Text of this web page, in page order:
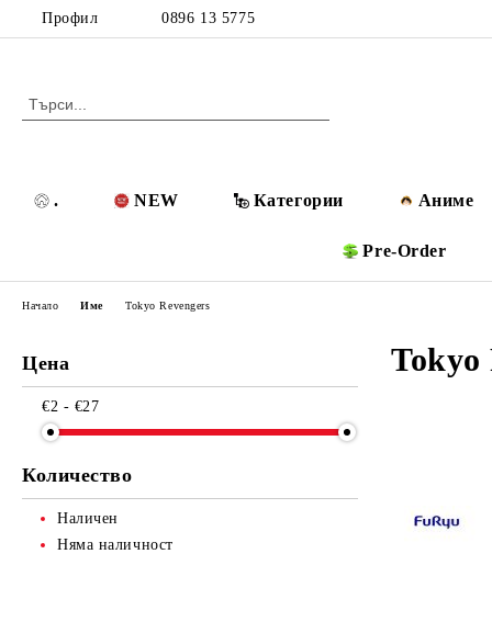
Профил 0896 13 5775
. NEW Категории Аниме
Pre-Order
Цена
€2 - €27
Количество
Наличен
Няма наличност
Начало Име Tokyo Revengers
Tokyo